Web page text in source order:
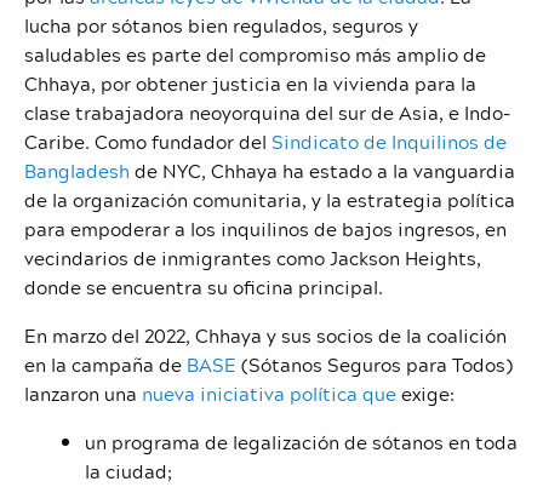
lucha por sótanos bien regulados, seguros y
saludables es parte del compromiso más amplio de
Chhaya, por obtener justicia en la vivienda para la
clase trabajadora neoyorquina del sur de Asia, e Indo-
Caribe. Como fundador del Sindicato de Inquilinos de
Bangladesh de NYC, Chhaya ha estado a la vanguardia
de la organización comunitaria, y la estrategia política
para empoderar a los inquilinos de bajos ingresos, en
vecindarios de inmigrantes como Jackson Heights,
donde se encuentra su oficina principal.
En marzo del 2022, Chhaya y sus socios de la coalición
en la campaña de BASE (Sótanos Seguros para Todos)
lanzaron una nueva iniciativa política queexige:
un programa de legalización de sótanos en toda
la ciudad;